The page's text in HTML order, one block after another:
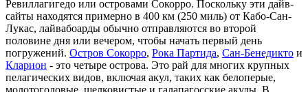
Ревиллагигедо или островами Сокорро. Поскольку эти дайв-
сайты находятся примерно в 400 км (250 миль) от Кабо-Сан-
Лукас, лайвабоарды обычно отправляются во второй
половине дня или вечером, чтобы начать первый день
погружений. Остров Сокорро, Рока Партида, Сан-Бенедикто и
Кларион - это четыре острова. Это рай для многих крупных
пелагических видов, включая акул, таких как белоперые,
молотоголовые, шелковистые и галапагосские акулы. В